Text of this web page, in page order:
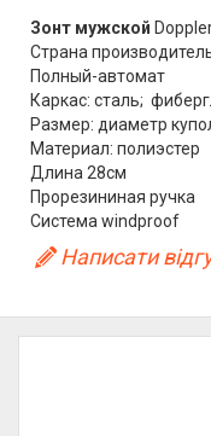
Зонт мужской
Страна
Полный-автомат
Каркас: сталь;
Размер: диаметр
Материал: полиэстер
Длина 28см
Прорезининая ручка
Система windproof
Написати